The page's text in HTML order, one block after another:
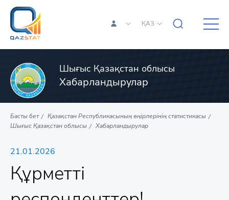
ҚАЗ
Шығыс Қазақстан облысы
Хабарландырулар
Басты бет
Қазақстан Республикасының өңірлерінің статистикасы
Шығыс Қазақстан облысы
Хабарландырулар
21.01.2026
Құрметті